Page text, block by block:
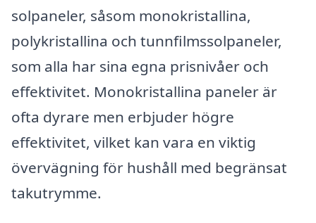
solpaneler, såsom monokristallina,
polykristallina och tunnfilmssolpaneler,
som alla har sina egna prisnivåer och
effektivitet. Monokristallina paneler är
ofta dyrare men erbjuder högre
effektivitet, vilket kan vara en viktig
övervägning för hushåll med begränsat
takutrymme.